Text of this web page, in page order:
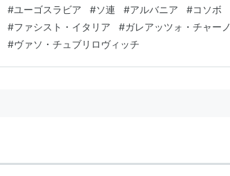
#ユーゴスラビア #ソ連 #アルバニア #コソボ
#ファシスト・イタリア #ガレアッツォ・チャーノ
#ヴァソ・チュブリロヴィッチ